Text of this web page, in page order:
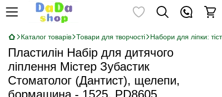
Каталог товарів Товари для творчості Набори для ліпки:
Пластилін Набір для дитячого
ліплення Містер Зубастик
Стоматолог (Дантист), щелепи,
бормашина - 1525, РD8605